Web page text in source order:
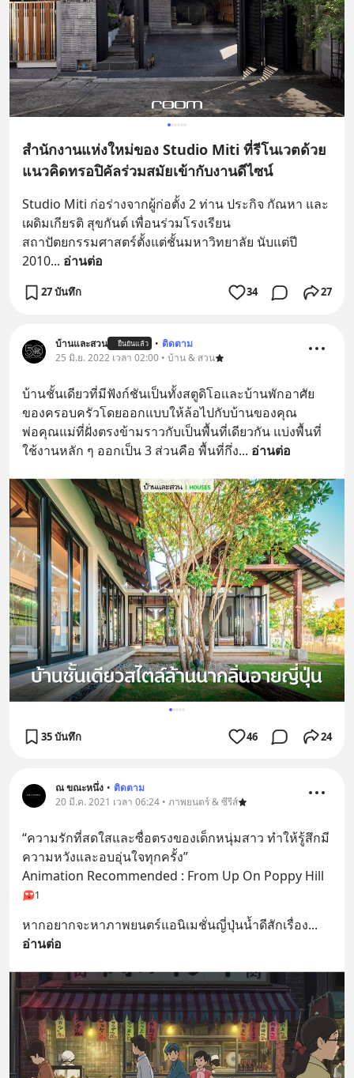
สำนักงานแห่งใหม่ของ Studio Miti ที่รีโนเวตด้วย
แนวคิดทรอปิคัลร่วมสมัยเข้ากับงานดีไซน์
Studio Miti ก่อร่างจากผู้ก่อตั้ง 2 ท่าน ประกิจ กัณหา และ
เผดิมเกียรติ สุขกันต์ เพื่อนร่วมโรงเรียน
สถาปัตยกรรมศาสตร์ตั้งแต่ชั้นมหาวิทยาลัย นับแต่ปี
2010... อ่านต่อ
27 บันทึก 34 27
บ้านและสวน ยืนยันแล้ว • ติดตาม
25 มิ.ย. 2022 เวลา 02:00 • บ้าน & สวน
บ้านชั้นเดียวที่มีฟังก์ชันเป็นทั้งสตูดิโอเเละบ้านพักอาศัย
ของครอบครัวโดยออกแบบให้ล้อไปกับบ้านของคุณ
พ่อคุณแม่ที่ฝั่งตรงข้ามราวกับเป็นพื้นที่เดียวกัน แบ่งพื้นที่
ใช้งานหลัก ๆ ออกเป็น 3 ส่วนคือ พื้นที่กึ่ง... อ่านต่อ
35 บันทึก 46 24
ณ ขณะหนึ่ง • ติดตาม
20 มี.ค. 2021 เวลา 06:24 • ภาพยนตร์ & ซีรีส์
“ความรักที่สดใสและซื่อตรงของเด็กหนุ่มสาว ทำให้รู้สึกมี
ความหวังและอบอุ่นใจทุกครั้ง”
Animation Recommended : From Up On Poppy Hill
1
หากอยากจะหาภาพยนตร์แอนิเมชั่นญี่ปุ่นน้ำดีสักเรื่อง
อ่านต่อ